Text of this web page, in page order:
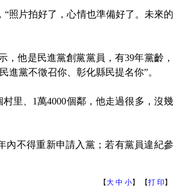
照片拍好了，心情也準備好了。未來的
他是民進黨創黨黨員，有39年黨齡，
黨不徵召你、彰化縣民提名你”。
里、1萬4000個鄰，他走過很多，沒幾
不得重新申請入黨；若有黨員違紀參
【大 中 小】 【打 印 】